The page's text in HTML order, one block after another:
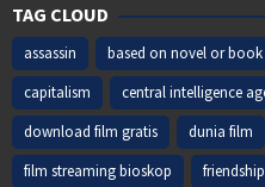
TAG CLOUD
assassin based on novel or book
capitalism
central intelligence
download film gratis
dunia film
film streaming bioskop
friendship